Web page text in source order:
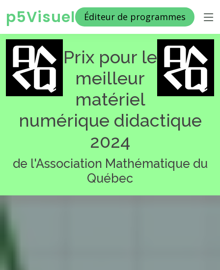
p5Visuel Éditeur de programmes
Prix pour le
meilleur
matériel
numérique didactique
2024
de l'Association Mathématique du
Québec